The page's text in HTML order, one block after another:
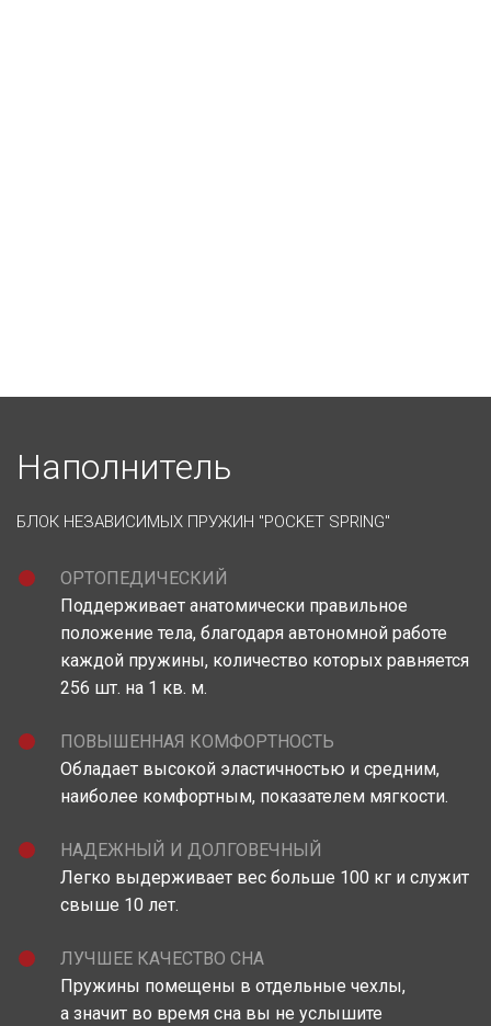
Наполнитель
БЛОК НЕЗАВИСИМЫХ ПРУЖИН "POCKET SPRING"
ОРТОПЕДИЧЕСКИЙ
Поддерживает анатомически правильное
положение тела, благодаря автономной работе
каждой пружины, количество которых равняется
256 шт. на 1 кв. м.
ПОВЫШЕННАЯ КОМФОРТНОСТЬ
Обладает высокой эластичностью и средним,
наиболее комфортным, показателем мягкости.
НАДЕЖНЫЙ И ДОЛГОВЕЧНЫЙ
Легко выдерживает вес больше 100 кг и служит
свыше 10 лет.
ЛУЧШЕЕ КАЧЕСТВО СНА
Пружины помещены в отдельные чехлы,
а значит во время сна вы не услышите